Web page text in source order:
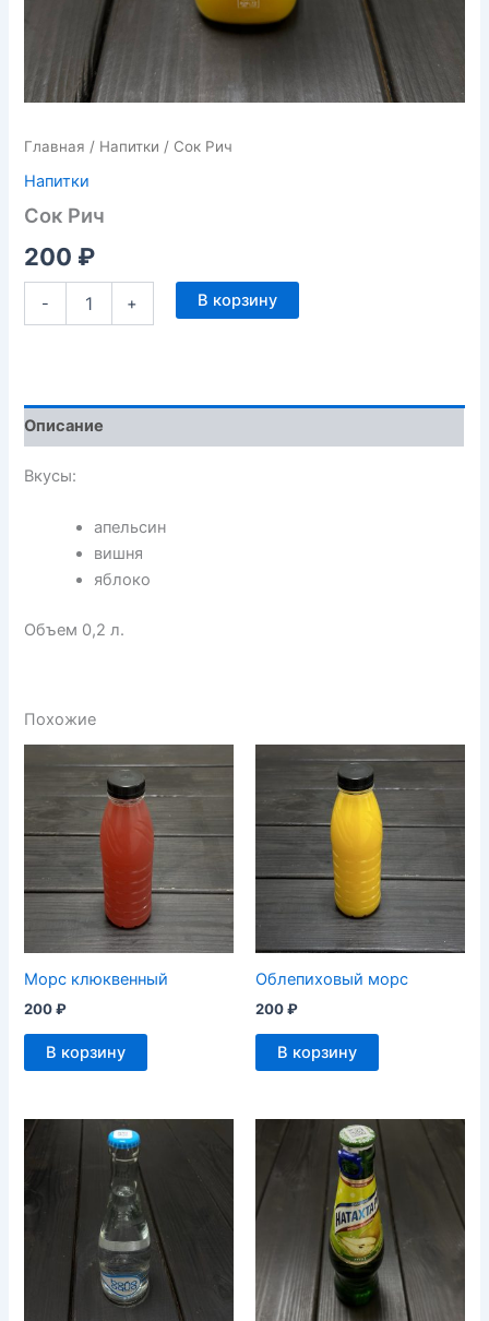
Главная / Напитки / Сок Рич
Напитки
Сок Рич
200 ₽
- + В корзину
Описание
Вкусы:
апельсин
вишня
яблоко
Объем 0,2 л.
Похожие
Морс клюквенный
200₽
В корзину
Облепиховый морс
200₽
В корзину